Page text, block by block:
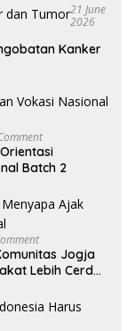
21 June
2026
Kanker
Batch 2
Jogja
Lebih Cerdas